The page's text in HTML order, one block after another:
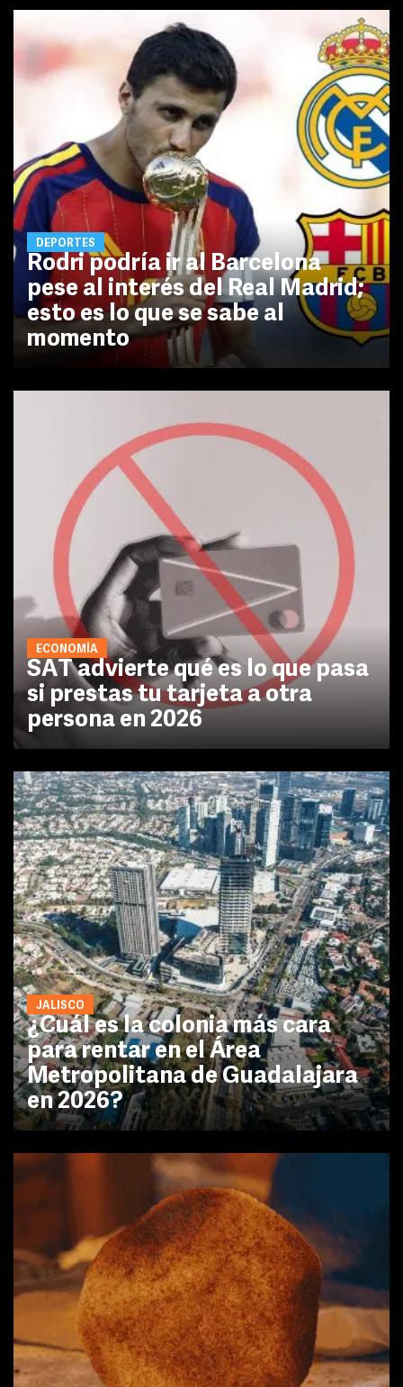
DEPORTES
Rodri podría ir al Barcelona
pese al interés del Real Madrid;
esto es lo que se sabe al
momento
ECONOMÍA
SAT advierte qué es lo que pasa
si prestas tu tarjeta a otra
persona en 2026
JALISCO
¿Cuál es la colonia más cara
para rentar en el Área
Metropolitana de Guadalajara
en 2026?